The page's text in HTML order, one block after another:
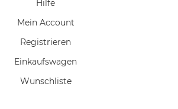
Hilfe
Mein Account
Registrieren
Einkaufswagen
Wunschliste